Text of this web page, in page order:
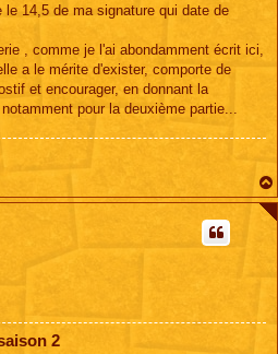
14,5 de ma signature qui date de
, comme je l'ai abondamment écrit ici,
a le mérite d'exister, comporte de
et encourager, en donnant la
pour la deuxième partie...
2